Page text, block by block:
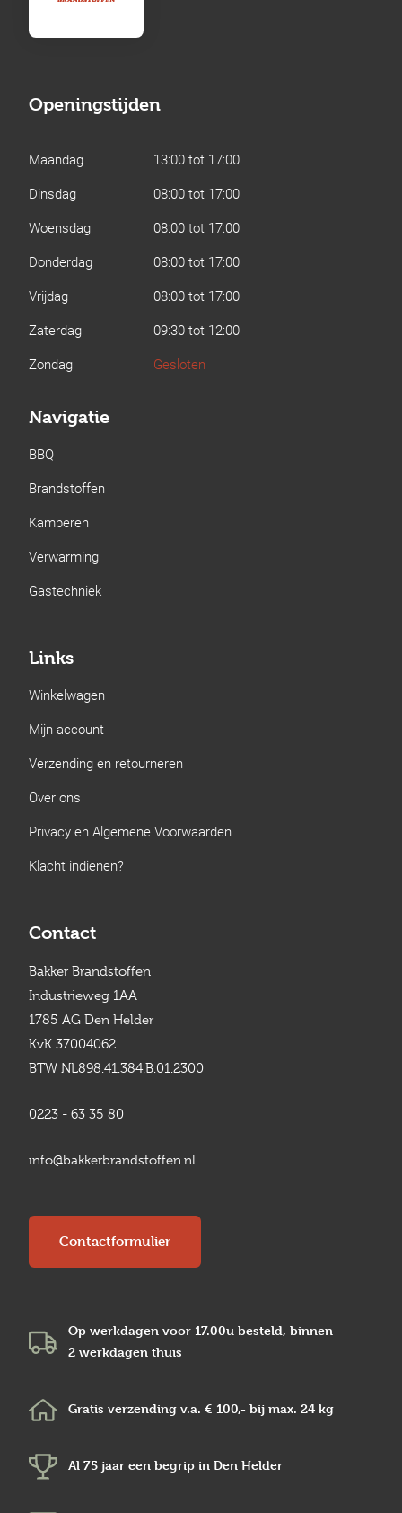
Openingstijden
Maandag
13:00 tot 17:00
Dinsdag
08:00 tot 17:00
Woensdag
08:00 tot 17:00
Donderdag
08:00 tot 17:00
Vrijdag
08:00 tot 17:00
Zaterdag
09:30 tot 12:00
Zondag
Gesloten
Navigatie
BBQ
Brandstoffen
Kamperen
Verwarming
Gastechniek
Links
Winkelwagen
Mijn account
Verzending en retourneren
Over ons
Privacy en Algemene Voorwaarden
Klacht indienen?
Contact
Bakker Brandstoffen
Industrieweg 1AA
1785 AG Den Helder
KvK 37004062
BTW NL898.41.384.B.01.2300
0223 - 63 35 80
info@bakkerbrandstoffen.nl
Contactformulier
Op werkdagen voor 17.00u besteld, binnen
2 werkdagen thuis
Gratis verzending v.a. € 100,- bij max. 24 kg
Al 75 jaar een begrip in Den Helder